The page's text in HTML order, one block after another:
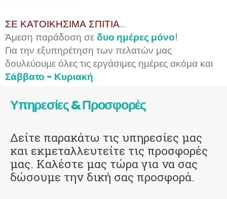
ΣΕ ΚΑΤΟΙΚΗΣΙΜΑ ΣΠΙΤΙΑ...
Άμεση παράδοση σεδυο ημέρες μόνο!
Για την εξυπηρέτηση των πελατών μας
δουλεύουμε όλες τις εργάσιμες ημέρες ακόμα και
Σάββατο - Κυριακή
Υπηρεσίες & Προσφορές
Δείτε παρακάτω τις υπηρεσίες μας
και εκμεταλλευτείτε τις προσφορές
μας. Καλέστε μας τώρα για να σας
δώσουμε την δική σας προσφορά.